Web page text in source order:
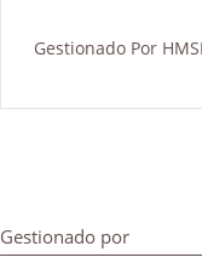
Gestionado Por
Gestionado por